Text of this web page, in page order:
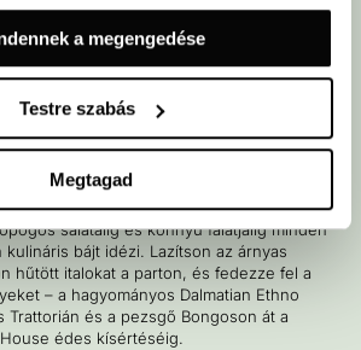
a megengedése
Testre szabás
Megtagad
BELE A DALMÁT
az Amadria Park Camping Šibenikben. Az
húsaitól és friss tengeri ételeitől a Beach &
salátáiig és könnyű falatjaiig minden
bájt idézi. Lazítson az árnyas
hűtött italokat a parton, és fedezze fel a
– a hagyományos Dalmatian Ethno
Trattorián és a pezsgő Bongoson át a
édes kísértéséig.